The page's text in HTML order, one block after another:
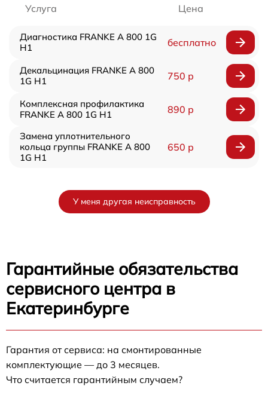
Услуга Цена
Диагностика FRANKE A 800 1G
H1
бесплатно
Декальцинация FRANKE A 800
1G H1
750 р
Комплексная профилактика
FRANKE A 800 1G H1
890 р
Замена уплотнительного
кольца группы FRANKE A 800
1G H1
650 р
У меня другая неисправность
Гарантийные обязательства
сервисного центра в
Екатеринбурге
Гарантия от сервиса: на смонтированные
комплектующие — до 3 месяцев.
Что считается гарантийным случаем?